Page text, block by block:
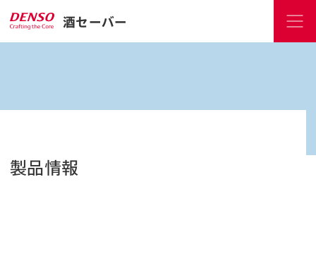
酒セーバー
製品情報